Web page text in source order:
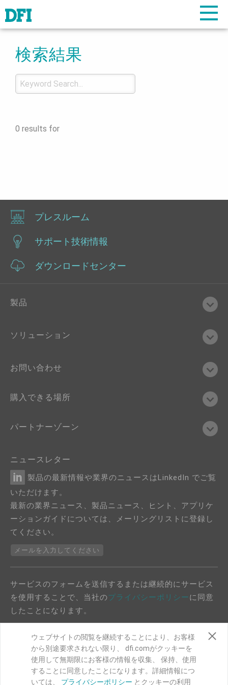
検索結果
0 results for
プレスルーム
サポート技術情報
ダウンロードセンター
製品
ソリューション
お問い合わせ
購入できる場所
パートナーゾーン
ニュースレター
製品の最新情報や業界のニュースはLinkedIn でご覧
いただけます。
最新の業界ニュース、製品ニュース、ヒント、アプリケ
ーションガイドについては、メーリングリストに登録し
てください。
メールを入力してください
サービスのフォームを送信するまたは継続的にサービス
を使用することで、当社のプライバシーポリシーに同意
したことになります。
COPYRIGHT©DFI2024. ALL RIGHTS RESERVED.
ウェブサイトの閲覧を継続することにより、お客様
から別途要求されない限り、 dfi.comがクッキーを
使用して無期限にお客様の情報を収集、 保持、使用
することに同意したことになります。詳細情報につ
いては、 プライバシーポリシー とクッキーの利用